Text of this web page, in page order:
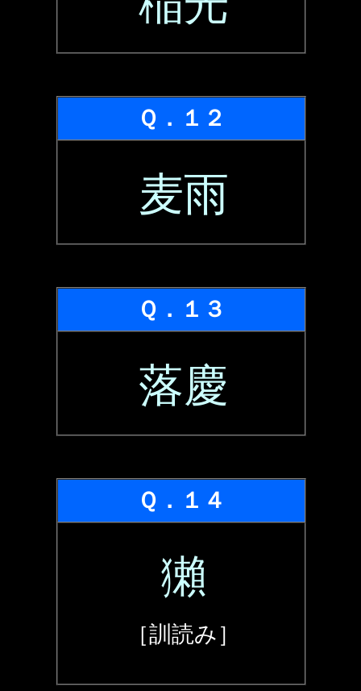
Ｑ．１２
麦雨
Ｑ．１３
落慶
Ｑ．１４
獺
［訓読み］